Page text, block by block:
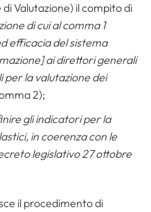
Valutazione) il compito di
di cui al comma 1
efficacia del sistema
ai direttori generali
per la valutazione dei
2);
gli indicatori per la
in coerenza con le
legislativo 27 ottobre
il procedimento di